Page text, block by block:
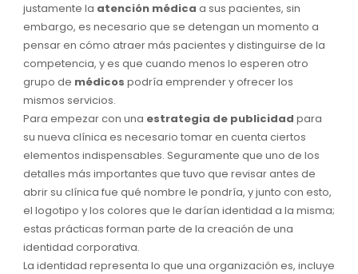
justamente la atención médica a sus pacientes, sin
embargo, es necesario que se detengan un momento a
pensar en cómo atraer más pacientes y distinguirse de la
competencia, y es que cuando menos lo esperen otro
grupo de médicos podría emprender y ofrecer los
mismos servicios.
Para empezar con una estrategia de publicidad para
su nueva clínica es necesario tomar en cuenta ciertos
elementos indispensables. Seguramente que uno de los
detalles más importantes que tuvo que revisar antes de
abrir su clínica fue qué nombre le pondría, y junto con esto,
el logotipo y los colores que le darían identidad a la misma;
estas prácticas forman parte de la creación de una
identidad corporativa.
La identidad representa lo que una organización es, incluye